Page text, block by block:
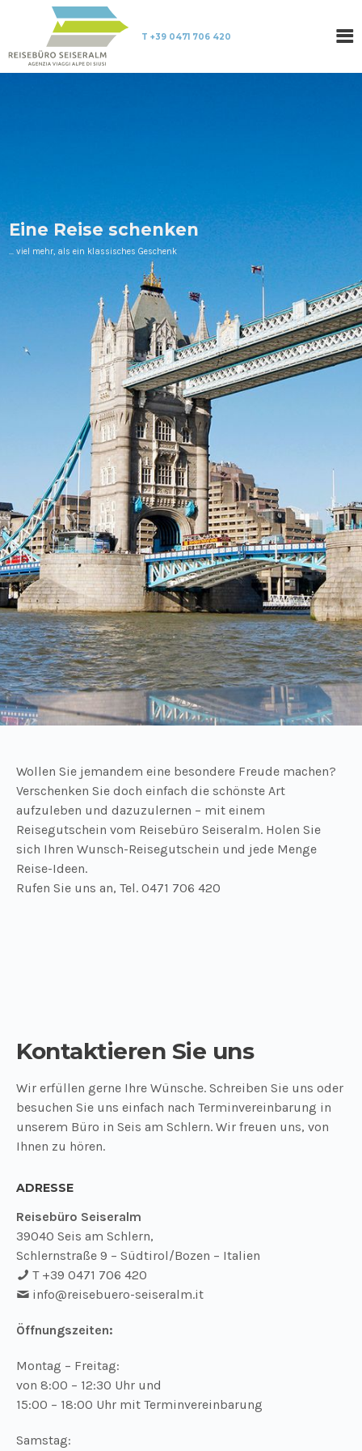
T +39 0471 706 420
Eine Reise schenken
… viel mehr, als ein klassisches Geschenk
Wollen Sie jemandem eine besondere Freude machen?
Verschenken Sie doch einfach die schönste Art
aufzuleben und dazuzulernen – mit einem
Reisegutschein vom Reisebüro Seiseralm. Holen Sie
sich Ihren Wunsch-Reisegutschein und jede Menge
Reise-Ideen.
Rufen Sie uns an, Tel. 0471 706 420
Kontaktieren Sie uns
Wir erfüllen gerne Ihre Wünsche. Schreiben Sie uns oder
besuchen Sie uns einfach nach Terminvereinbarung in
unserem Büro in Seis am Schlern. Wir freuen uns, von
Ihnen zu hören.
ADRESSE
Reisebüro Seiseralm
39040 Seis am Schlern,
Schlernstraße 9 – Südtirol/Bozen – Italien
T +39 0471 706 420
info@reisebuero-seiseralm.it
Öffnungszeiten:
Montag – Freitag:
von 8:00 – 12:30 Uhr und
15:00 – 18:00 Uhr mit Terminvereinbarung
Samstag: